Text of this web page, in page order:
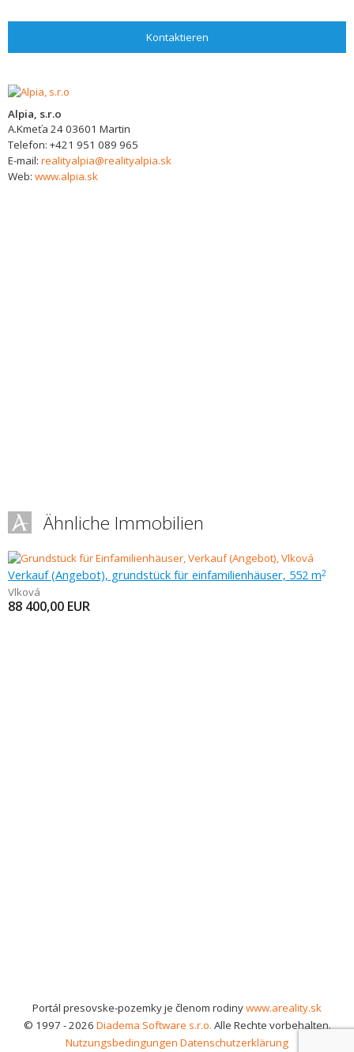
Kontaktieren
Alpia, s.r.o
A.Kmeťa 2403601 Martin
Telefon: +421 951 089 965
E-mail: realityalpia@realityalpia.sk
Web: www.alpia.sk
Ähnliche Immobilien
Verkauf (Angebot), grundstück für einfamilienhäuser, 552 m2
Vlková
88 400,00 EUR
Portál presovske-pozemky je členom rodinywww.areality.sk
© 1997 - 2026 Diadema Software s.r.o. Alle Rechte vorbehalten.
Nutzungsbedingungen Datenschutzerklärung